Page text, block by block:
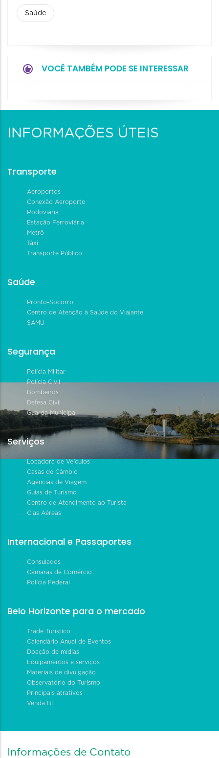
Saúde
VOCÊ TAMBÉM PODE SE INTERESSAR
INFORMAÇÕES ÚTEIS
Transporte
Aeroportos
Conexão Aeroporto
Rodoviária
Estação Ferroviária
Metrô
Táxi
Transporte Público
Saúde
Pronto-Socorro
Centro de Atenção à Saúde do Viajante
SAMU
Segurança
Polícia Militar
Polícia Civil
Bombeiros
Defesa Civil
Guarda Municipal
Serviços
Locadora de Veículos
Casas de Câmbio
Agências de Viagem
Guias de Turismo
Centro de Atendimento ao Turista
Cias Aéreas
Internacional e Passaportes
Consulados
Câmaras de Comércio
Polícia Federal
Belo Horizonte para o mercado
Trade Turístico
Calendário Anual de Eventos
Doação de mídias
Equipamentos e serviços
Materiais de divulgação
Observatório do Turismo
Principais atrativos
Venda BH
Informações de Contato